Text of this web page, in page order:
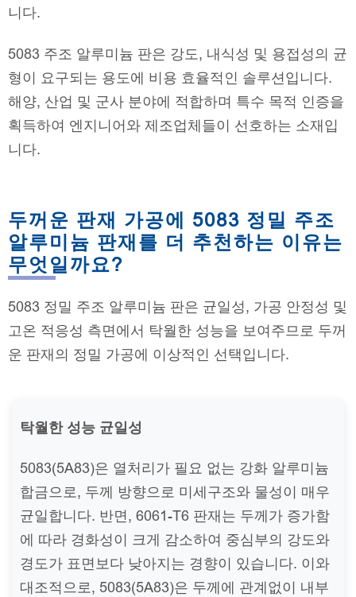
니다.
5083 주조 알루미늄 판은 강도, 내식성 및 용접성의 균
형이 요구되는 용도에 비용 효율적인 솔루션입니다.
해양, 산업 및 군사 분야에 적합하며 특수 목적 인증을
획득하여 엔지니어와 제조업체들이 선호하는 소재입
니다.
두꺼운 판재 가공에 5083 정밀 주조
알루미늄 판재를 더 추천하는 이유는
무엇일까요?
5083 정밀 주조 알루미늄 판은 균일성, 가공 안정성 및
고온 적응성 측면에서 탁월한 성능을 보여주므로 두꺼
운 판재의 정밀 가공에 이상적인 선택입니다.
탁월한 성능 균일성
5083(5A83)은 열처리가 필요 없는 강화 알루미늄
합금으로, 두께 방향으로 미세구조와 물성이 매우
균일합니다. 반면, 6061-T6 판재는 두께가 증가함
에 따라 경화성이 크게 감소하여 중심부의 강도와
경도가 표면보다 낮아지는 경향이 있습니다. 이와
대조적으로, 5083(5A83)은 두께에 관계없이 내부